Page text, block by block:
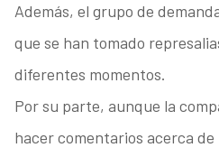
Además, el grupo de
que se han tomado
diferentes momentos.
Por su parte, aunque la
hacer comentarios acerca de